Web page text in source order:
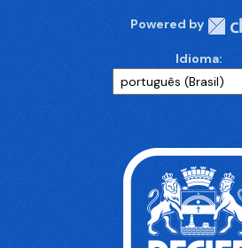
Powered by
Idioma